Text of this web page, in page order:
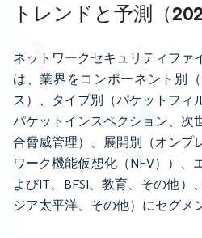
トレンドと予測（
ネットワークセキュリティファ
は、業界をコンポーネント別
ス）、タイプ別（パケットフィ
パケットインスペクション、次
合脅威管理）、展開別（オンプ
ワーク機能仮想化（NFV））、
よびIT、BFSI、教育、その他）
ジア太平洋、その他）にセグメ